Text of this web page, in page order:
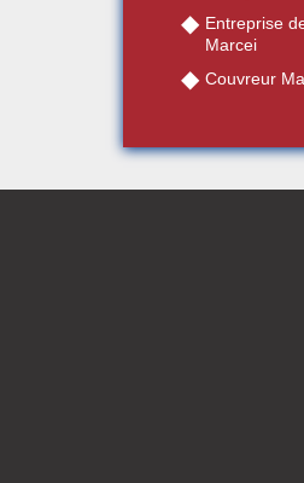
Entreprise
Marcei
Couvreur